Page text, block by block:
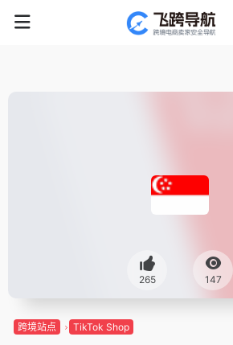
265 147
跨境站点 TikTok Shop